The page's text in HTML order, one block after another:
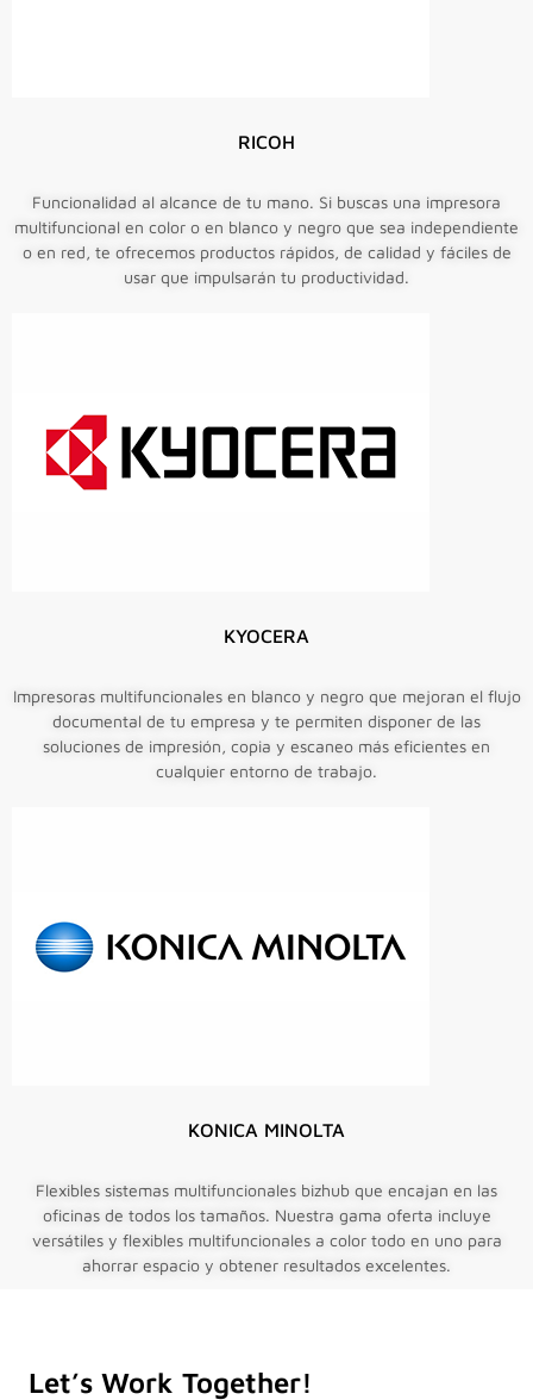
RICOH
Funcionalidad al alcance de tu mano. Si buscas una impresora
multifuncional en color o en blanco y negro que sea independiente
o en red, te ofrecemos productos rápidos, de calidad y fáciles de
usar que impulsarán tu productividad.
KYOCERA
Impresoras multifuncionales en blanco y negro que mejoran el flujo
documental de tu empresa y te permiten disponer de las
soluciones de impresión, copia y escaneo más eficientes en
cualquier entorno de trabajo.
KONICA MINOLTA
Flexibles sistemas multifuncionales bizhub que encajan en las
oficinas de todos los tamaños. Nuestra gama oferta incluye
versátiles y flexibles multifuncionales a color todo en uno para
ahorrar espacio y obtener resultados excelentes.
Let’s Work Together!